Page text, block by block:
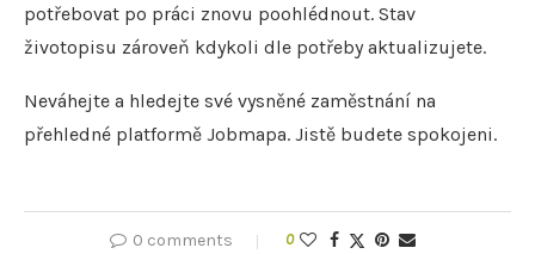
potřebovat po práci znovu poohlédnout. Stav
životopisu zároveň kdykoli dle potřeby aktualizujete.
Neváhejte a hledejte své vysněné zaměstnání na
přehledné platformě Jobmapa. Jistě budete spokojeni.
0 comments 0